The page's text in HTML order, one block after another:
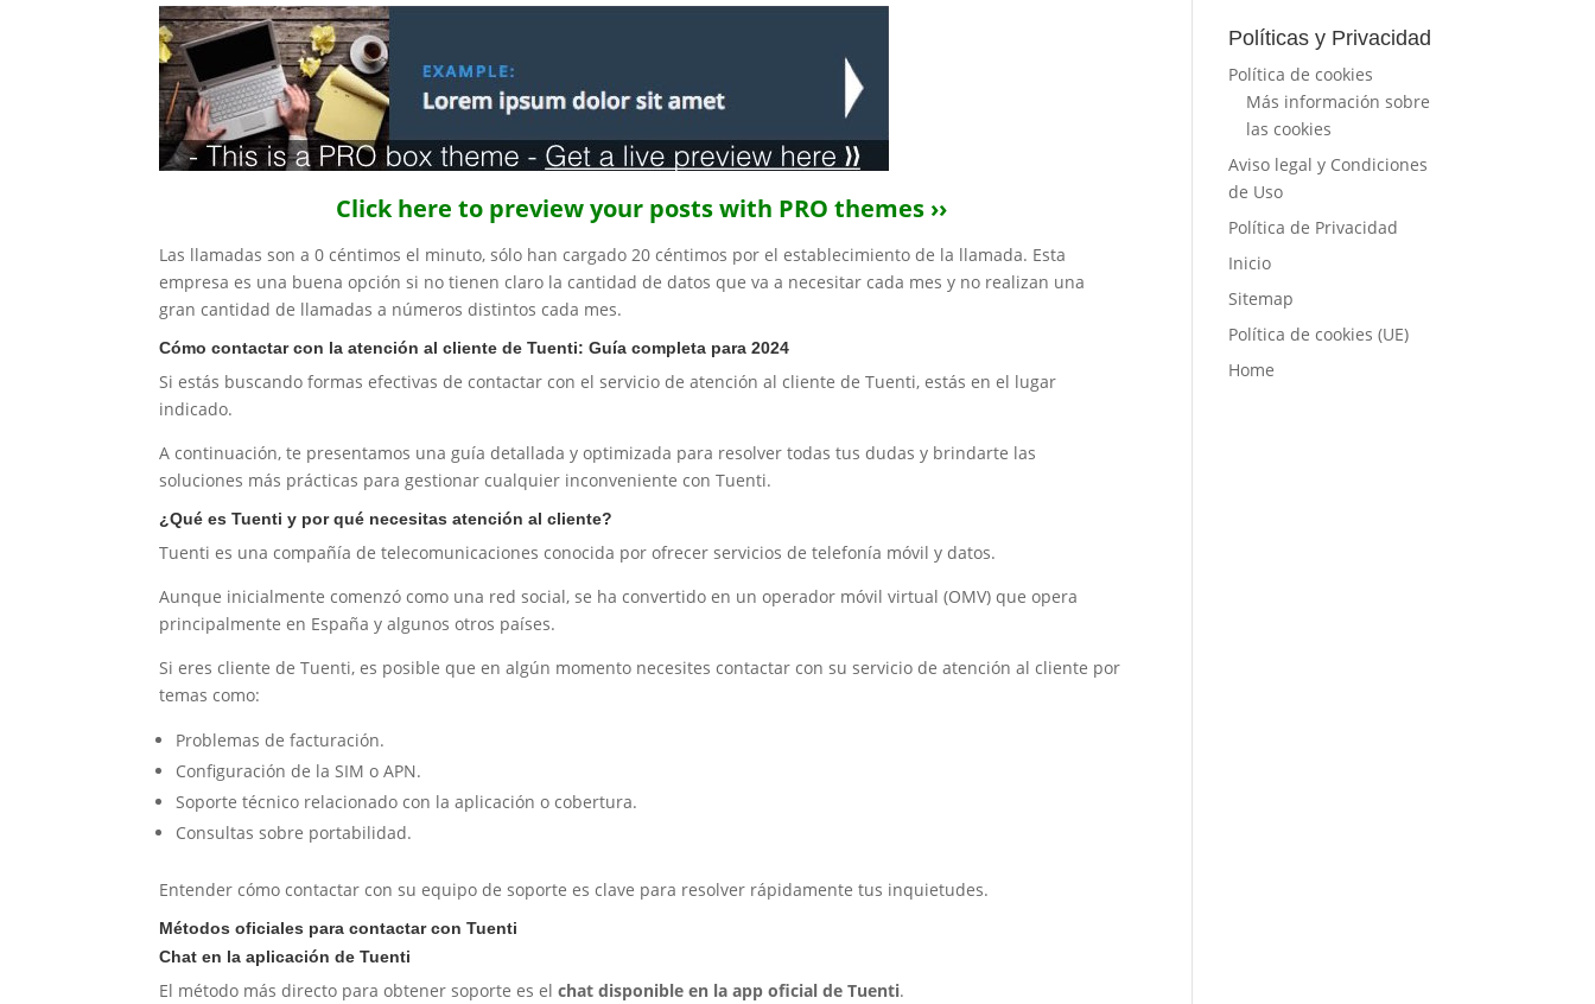
Click here to preview your posts with PRO themes ››
Las llamadas son a 0 céntimos el minuto, sólo han cargado 20 céntimos por el establecimiento de la llamada. Esta
empresa es una buena opción si no tienen claro la cantidad de datos que va a necesitar cada mes y no realizan una
gran cantidad de llamadas a números distintos cada mes.
Cómo contactar con la atención al cliente de Tuenti: Guía completa para 2024
Si estás buscando formas efectivas de contactar con el servicio de atención al cliente de Tuenti, estás en el lugar
indicado.
A continuación, te presentamos una guía detallada y optimizada para resolver todas tus dudas y brindarte las
soluciones más prácticas para gestionar cualquier inconveniente con Tuenti.
¿Qué es Tuenti y por qué necesitas atención al cliente?
Tuenti es una compañía de telecomunicaciones conocida por ofrecer servicios de telefonía móvil y datos.
Aunque inicialmente comenzó como una red social, se ha convertido en un operador móvil virtual (OMV) que opera
principalmente en España y algunos otros países.
Si eres cliente de Tuenti, es posible que en algún momento necesites contactar con su servicio de atención al cliente por
temas como:
Problemas de facturación.
Configuración de la SIM o APN.
Soporte técnico relacionado con la aplicación o cobertura.
Consultas sobre portabilidad.
Entender cómo contactar con su equipo de soporte es clave para resolver rápidamente tus inquietudes.
Métodos oficiales para contactar con Tuenti
Chat en la aplicación de Tuenti
El método más directo para obtener soporte es elchat disponible en la app oficial de Tuenti.
Políticas y Privacidad
Política de cookies
Más información sobre
las cookies
Aviso legal y Condiciones
de Uso
Política de Privacidad
Inicio
Sitemap
Política de cookies (UE)
Home